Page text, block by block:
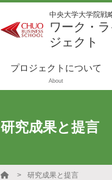
中央大学大学院戦
ワーク・
ジェクト
プロジェクトについて
About
研究成果と提言
研究成果と提言